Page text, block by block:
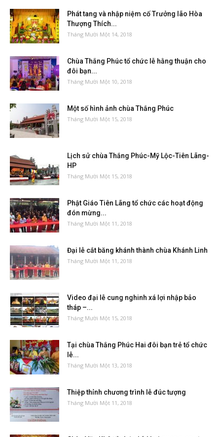
Phát tang và nhập niệm cố Trưởng lão Hòa
Thượng Thích...
Tháng Mười Một 14, 2018
Chùa Thắng Phúc tổ chức lễ hằng thuận cho
đôi bạn...
Tháng Mười Một 10, 2018
Một số hình ảnh chùa Thắng Phúc
Tháng Mười Một 15, 2018
Lịch sử chùa Thắng Phúc-Mỹ Lộc-Tiên Lãng-
HP
Tháng Mười Một 15, 2018
Phật Giáo Tiên Lãng tổ chức các hoạt động
đón mừng...
Tháng Mười Một 11, 2018
Đại lễ cắt băng khánh thành chùa Khánh Linh
Tháng Mười Một 11, 2018
Video đại lễ cung nghinh xá lợi nhập bảo
tháp –...
Tháng Mười Một 15, 2018
Tại chùa Thắng Phúc Hai đôi bạn trẻ tổ chức
lễ...
Tháng Mười Một 13, 2018
Thiệp thỉnh chương trình lễ đúc tượng
Tháng Mười Một 11, 2018